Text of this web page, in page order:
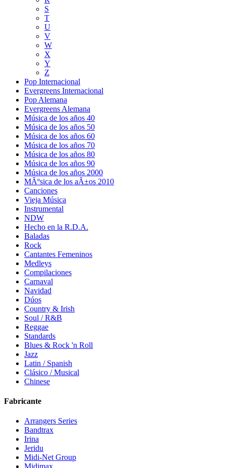
S
T
U
V
W
X
Y
Z
Pop Internacional
Evergreens Internacional
Pop Alemana
Evergreens Alemana
Música de los años 40
Música de los años 50
Música de los años 60
Música de los años 70
Música de los años 80
Música de los años 90
Música de los años 2000
MÃºsica de los aÃ±os 2010
Canciones
Vieja Música
Instrumental
NDW
Hecho en la R.D.A.
Baladas
Rock
Cantantes Femeninos
Medleys
Compilaciones
Carnaval
Navidad
Dúos
Country & Irish
Soul / R&B
Reggae
Standards
Blues & Rock 'n Roll
Jazz
Latin / Spanish
Clásico / Musical
Chinese
Fabricante
Arrangers Series
Bandtrax
Irina
Jeridu
Midi-Net Group